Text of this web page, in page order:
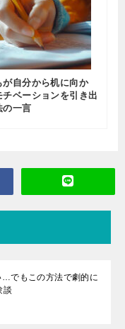
が自分から机に向か
チベーションを引き出
の一言
でもこの方法で劇的に
談